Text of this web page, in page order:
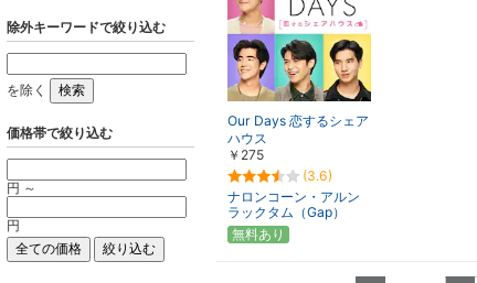
Our Days 恋するシェア
ハウス
￥275
(3.6)
ナロンコーン・アルン
ラックタム（Gap）
無料あり
除外キーワードで絞り込む
を除く
価格帯で絞り込む
円 ～
円